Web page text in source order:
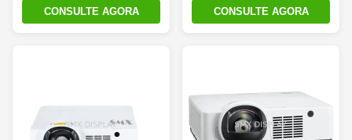
CONSULTE AGORA
Projector de vídeo UHD
4k
CONSULTE AGORA